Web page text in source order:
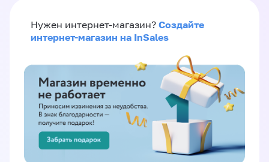
Нужен интернет-магазин? Создайте
интернет-магазин на InSales